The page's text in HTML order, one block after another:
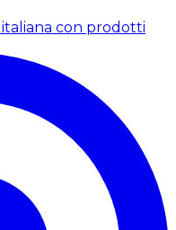
italiana con prodotti